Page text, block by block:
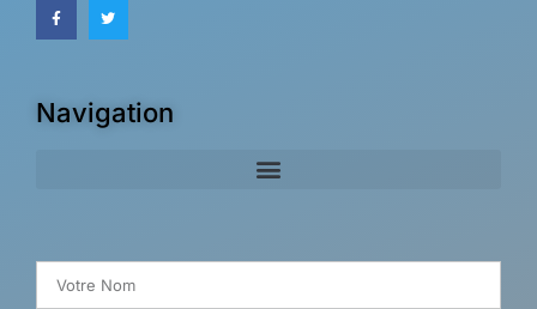
Navigation